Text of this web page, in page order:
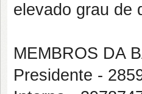
elevado grau de
MEMBROS DA
Presidente -